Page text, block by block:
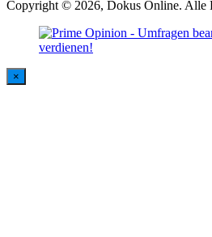
Copyright © 2026, Dokus Online. Alle
×